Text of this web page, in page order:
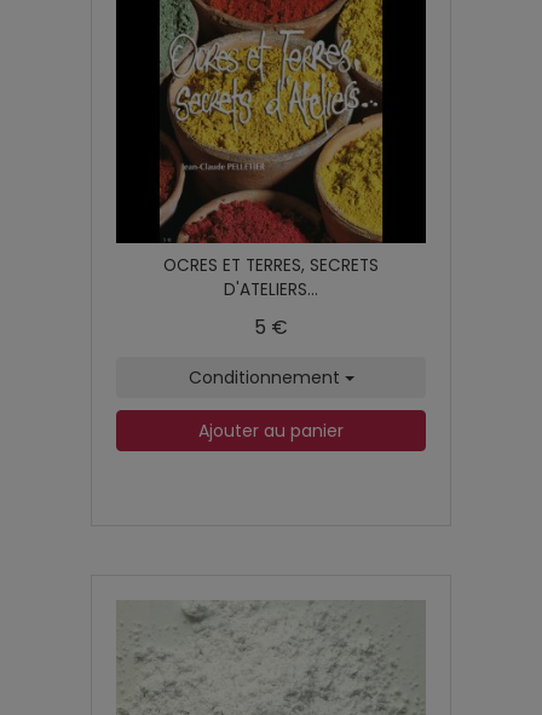
OCRES ET TERRES, SECRETS
D'ATELIERS...
5 €
Conditionnement
Ajouter au panier